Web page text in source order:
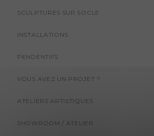
SCULPTURES SUR SOCLE
INSTALLATIONS
PENDENTIFS
VOUS AVEZ UN PROJET ?
ATELIERS ARTISTIQUES
SHOWROOM / ATELIER